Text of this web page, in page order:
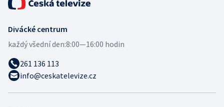
Divácké centrum
každý všední den:8:00—16:00 hodin
261 136 113
info@ceskatelevize.cz